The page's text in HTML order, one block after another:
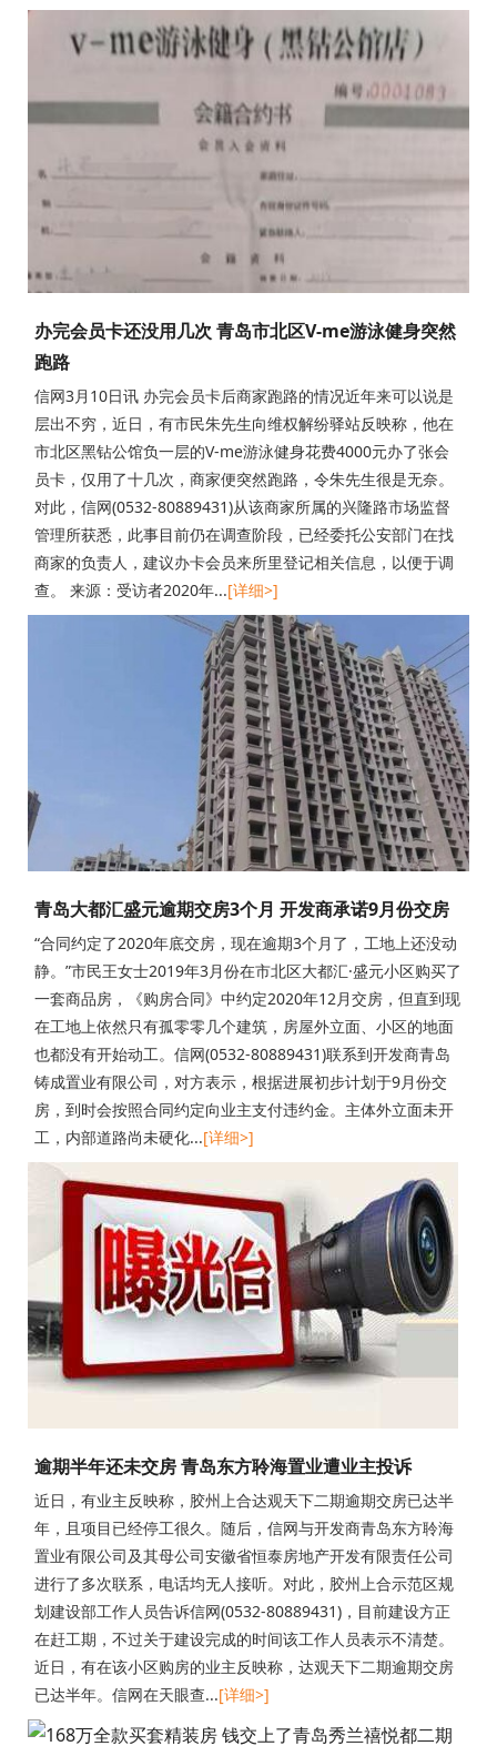
办完会员卡还没用几次 青岛市北区V-me游泳健身突然
跑路
信网3月10日讯 办完会员卡后商家跑路的情况近年来可以说是
层出不穷，近日，有市民朱先生向维权解纷驿站反映称，他在
市北区黑钻公馆负一层的V-me游泳健身花费4000元办了张会
员卡，仅用了十几次，商家便突然跑路，令朱先生很是无奈。
对此，信网(0532-80889431)从该商家所属的兴隆路市场监督
管理所获悉，此事目前仍在调查阶段，已经委托公安部门在找
商家的负责人，建议办卡会员来所里登记相关信息，以便于调
查。 来源：受访者2020年...[详细>]
青岛大都汇盛元逾期交房3个月 开发商承诺9月份交房
“合同约定了2020年底交房，现在逾期3个月了，工地上还没动
静。”市民王女士2019年3月份在市北区大都汇·盛元小区购买了
一套商品房，《购房合同》中约定2020年12月交房，但直到现
在工地上依然只有孤零零几个建筑，房屋外立面、小区的地面
也都没有开始动工。信网(0532-80889431)联系到开发商青岛
铸成置业有限公司，对方表示，根据进展初步计划于9月份交
房，到时会按照合同约定向业主支付违约金。主体外立面未开
工，内部道路尚未硬化...[详细>]
逾期半年还未交房 青岛东方聆海置业遭业主投诉
近日，有业主反映称，胶州上合达观天下二期逾期交房已达半
年，且项目已经停工很久。随后，信网与开发商青岛东方聆海
置业有限公司及其母公司安徽省恒泰房地产开发有限责任公司
进行了多次联系，电话均无人接听。对此，胶州上合示范区规
划建设部工作人员告诉信网(0532-80889431)，目前建设方正
在赶工期，不过关于建设完成的时间该工作人员表示不清楚。
近日，有在该小区购房的业主反映称，达观天下二期逾期交房
已达半年。信网在天眼查...[详细>]